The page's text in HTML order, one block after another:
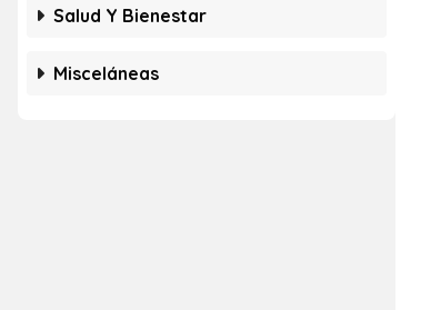
Salud Y Bienestar
Misceláneas